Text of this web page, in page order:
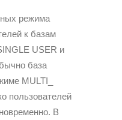
режима
к базам
USER и
база
MULTI_
пользователей
В